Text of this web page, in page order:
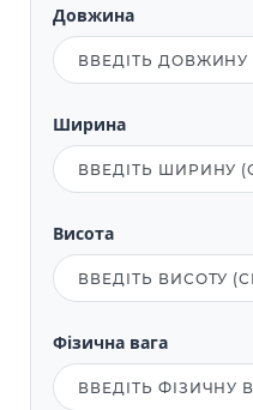
Довжина
Ширина
Висота
Фізична вага